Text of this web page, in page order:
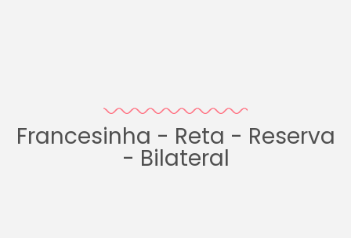
Francesinha - Reta - Reserva
- Bilateral